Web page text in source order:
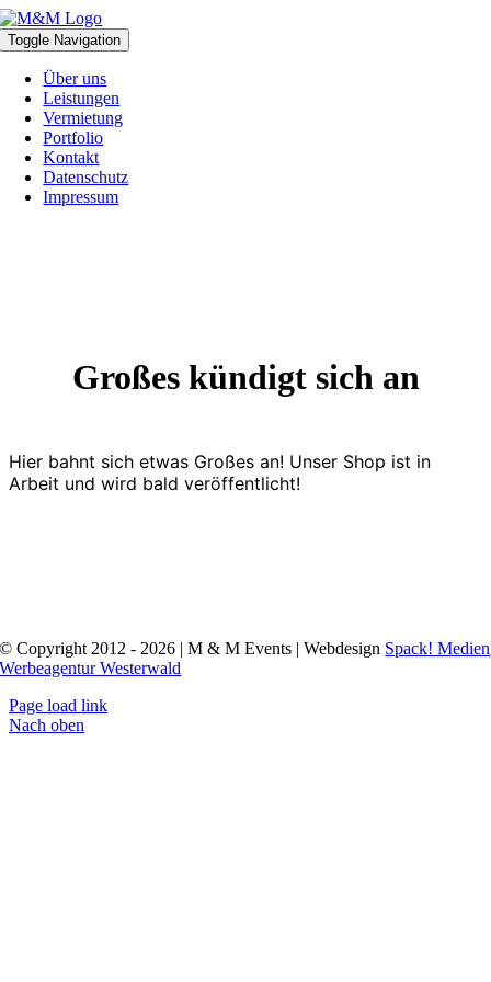
Zum
Inhalt
springen
Toggle Navigation
Über uns
Leistungen
Vermietung
Portfolio
Kontakt
Datenschutz
Impressum
Großes kündigt sich an
Hier bahnt sich etwas Großes an! Unser Shop ist in
Arbeit und wird bald veröffentlicht!
© Copyright 2012 - 2026 | M & M Events | Webdesign Spack! Medien
Werbeagentur Westerwald
Page load link
Nach oben